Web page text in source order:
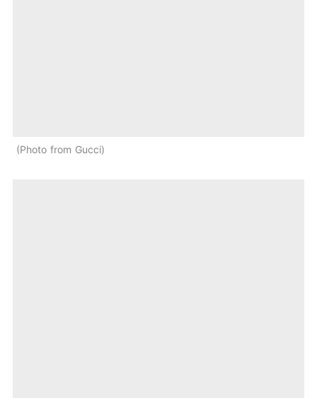
Photo from Gucci